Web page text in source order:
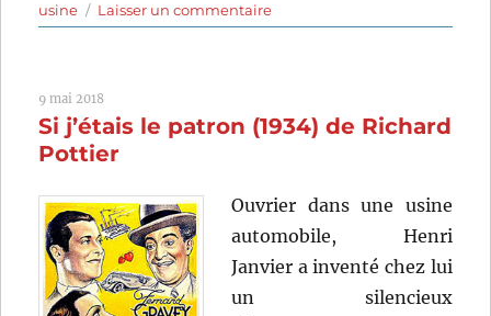
usine
Laisser un commentairesur
Les
Mario
9 mai 2018
Si j’étais le patron (1934) de Richard
Pottier
Ouvrier dans une usine
automobile, Henri
Janvier a inventé chez lui
un silencieux